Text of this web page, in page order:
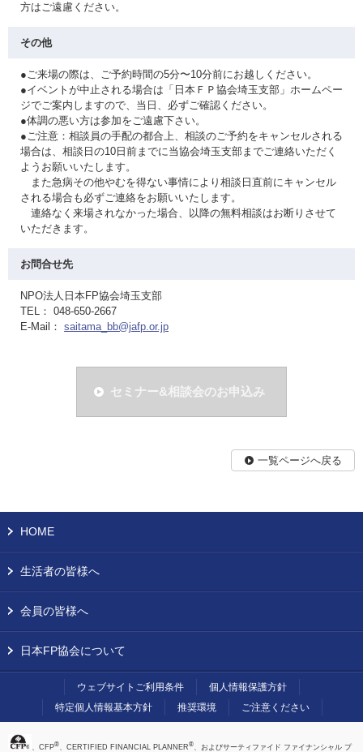
方はご遠慮ください。
その他
●ご来場の際は、ご予約時間の5分〜10分前にお越しください。
●イベントが中止される場合は「日本ＦＰ協会埼玉支部」ホームペー
ジでご案内しますので、当日、必ずご確認ください。
●体調の悪い方は参加をご遠慮下さい。
●ご注意：相談員の手配の都合上、相談のご予約をキャンセルされる
場合は、相談日の10日前までに当協会埼玉支部までご連絡いただく
ようお願いいたします。
また急病その他やむを得ない事情により相談日直前にキャンセル
される場合も必ずご連絡をお願いいたします。
連絡なく来場されなかった場合、以降の無料相談はお断りさせて
いただきます。
お問合せ先
NPO法人日本FP協会埼玉支部
TEL： 048-650-2667
E-Mail： saitama_bb@jafp.or.jp
セミナー&相談会のお申込み
一覧ページへ戻る
HOME
生活者の皆様へ
会員の皆様へ
日本FP協会について
ウェブサイトご利用条件
個人情報保護方針
特定個人情報基本方針
推奨環境 ご注意ください
、CFP®、CERTIFIED FINANCIAL PLANNER®、およびサーティファイド ファイナンシャル プ